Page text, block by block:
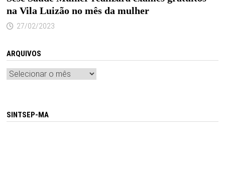
na Vila Luizão no mês da mulher
27/02/2023
ARQUIVOS
Arquivos
SINTSEP-MA